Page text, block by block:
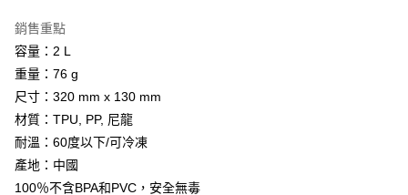
【關於「AFTEE先享後付」】
AFTEE先享後付是「在收到商品之後才付款」的支付方式。 讓您購物簡單
１．簡單：不需註冊會員、不需綁卡、不需儲值。
２．便利：只要手機號碼，簡訊認證，即可結帳。
３．安心：先確認商品／服務後，再付款。
【「AFTEE先享後付」結帳流程】
１．於結帳方式選擇「AFTEE先享後付」後，將跳轉至「AFTEE先享後付」
ATM付款
貨到付款
運送方式
全家取貨付款
每筆NT$60，滿NT$499(含以上)免運費
銷售重點
容量：2 L
重量：76 g
尺寸：320 mm x 130 mm
材質：TPU, PP, 尼龍
耐溫：60度以下/可冷凍
產地：中國
100％不含BPA和PVC，安全無毒